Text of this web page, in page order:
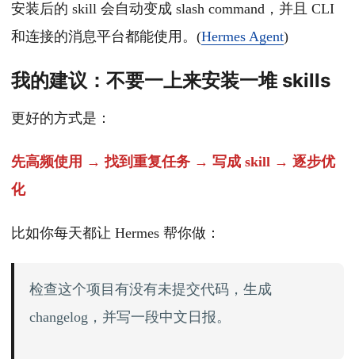
安装后的 skill 会自动变成 slash command，并且 CLI
和连接的消息平台都能使用。(Hermes Agent)
我的建议：不要一上来安装一堆 skills
更好的方式是：
先高频使用 → 找到重复任务 → 写成 skill → 逐步优
化
比如你每天都让 Hermes 帮你做：
检查这个项目有没有未提交代码，生成
changelog，并写一段中文日报。